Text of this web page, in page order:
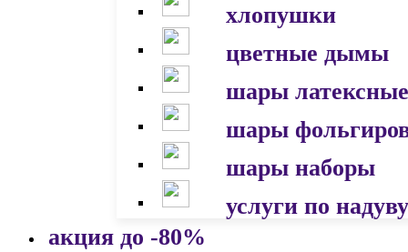
хлопушки
цветные дымы
шары латексные
шары
шары наборы
услуги по надуву
акция до -80%